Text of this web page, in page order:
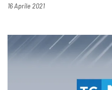
Pubblicato il
16 Aprile 2021